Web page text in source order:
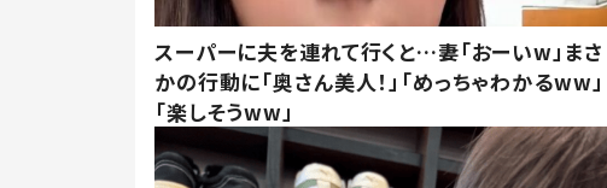
スーパーに夫を連れて行くと…妻「おーいw」まさ
かの行動に「奥さん美人！」「めっちゃわかるww」
「楽しそうww」